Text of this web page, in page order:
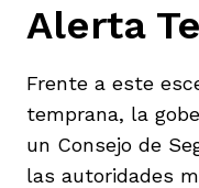
Alerta
Frente a este
temprana, la
un Consejo de
las autoridades